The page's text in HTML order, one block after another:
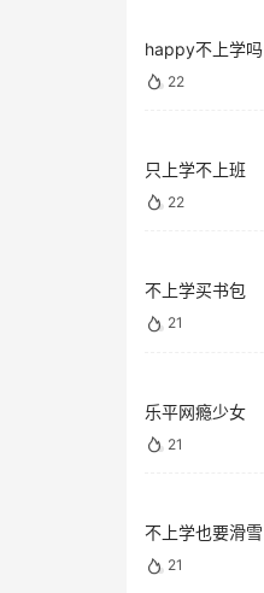
happy不上学吗
22
只上学不上班
22
不上学买书包
21
乐平网瘾少女
21
不上学也要滑雪
21